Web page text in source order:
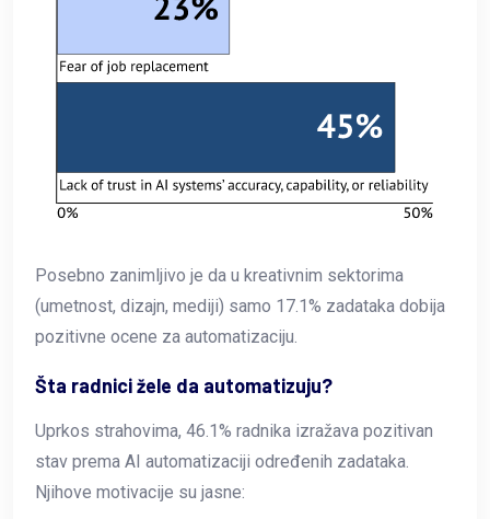
Posebno zanimljivo je da u kreativnim sektorima
(umetnost, dizajn, mediji) samo 17.1% zadataka dobija
pozitivne ocene za automatizaciju.
Šta radnici žele da automatizuju?
Uprkos strahovima, 46.1% radnika izražava pozitivan
stav prema AI automatizaciji određenih zadataka.
Njihove motivacije su jasne: